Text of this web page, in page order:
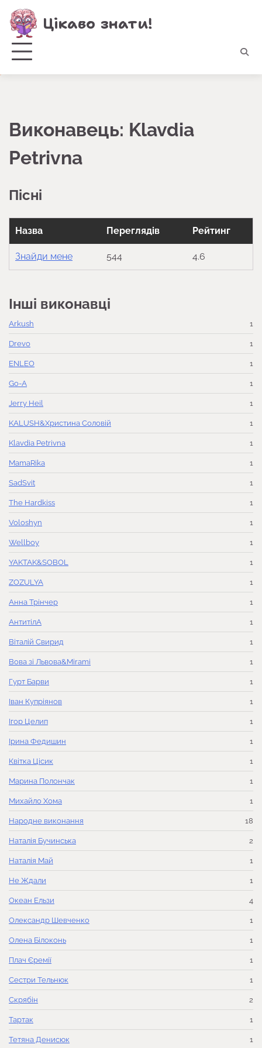
Перейти
до
вмісту
Цікаво знати!
Виконавець: Klavdia
Petrivna
Пісні
Назва Переглядів Рейтинг
Знайди мене 544 4.6
Інші виконавці
Arkush 1
Drevo 1
ENLEO 1
Go-A 1
Jerry Heil 1
KALUSH&Христина Соловій 1
Klavdia Petrivna 1
MamaRika 1
SadSvit 1
The Hardkiss 1
Voloshyn 1
Wellboy 1
YAKTAK&SOBOL 1
ZOZULYA 1
Анна Трінчер 1
АнтитілА 1
Віталій Свирид 1
Вова зі Львова&Mirami 1
Гурт Барви 1
Іван Купріянов 1
Ігор Целип 1
Ірина Федишин 1
Квітка Цісик 1
Марина Полончак 1
Михайло Хома 1
Народне виконання 18
Наталія Бучинська 2
Наталія Май 1
Не Ждали 1
Океан Ельзи 4
Олександр Шевченко 1
Олена Білоконь 1
Плач Єремії 1
Сестри Тельнюк 1
Скрябін 2
Тартак 1
Тетяна Денисюк 1